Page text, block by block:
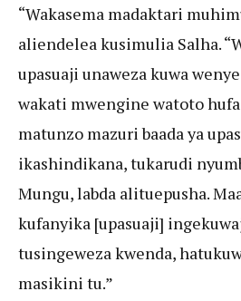
“Wakasema madaktari
aliendelea kusimulia Salha.
upasuaji unaweza kuwa
wakati mwengine watoto
matunzo mazuri baada ya
ikashindikana, tukarudi
Mungu, labda alituepusha.
kufanyika [upasuaji]
tusingeweza kwenda,
masikini tu.”